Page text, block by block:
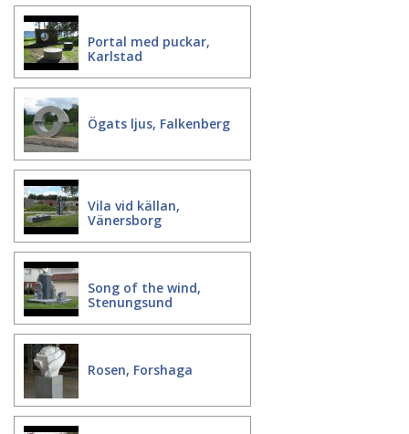
Portal med puckar,
Karlstad
Ögats ljus, Falkenberg
Vila vid källan,
Vänersborg
Song of the wind,
Stenungsund
Rosen, Forshaga